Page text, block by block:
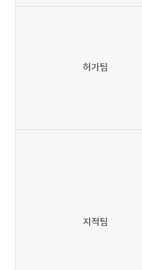
허가팀
지적팀